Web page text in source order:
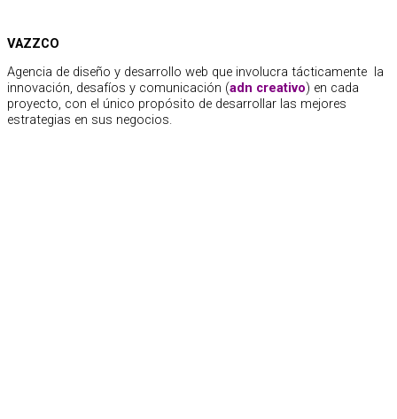
VAZZCO
Agencia de diseño y desarrollo web que involucra tácticamente la
innovación, desafíos y comunicación (adn creativo) en cada
proyecto, con el único propósito de desarrollar las mejores
estrategias en sus negocios.